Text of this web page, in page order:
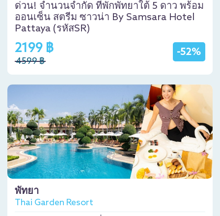
ด่วน! จำนวนจำกัด ที่พักพัทยาใต้ 5 ดาว พร้อม
ออนเซ็น สตรีม ซาวน่า By Samsara Hotel
Pattaya (รหัสSR)
-52%
2199 ฿
4599 ฿
พัทยา
Thai Garden Resort